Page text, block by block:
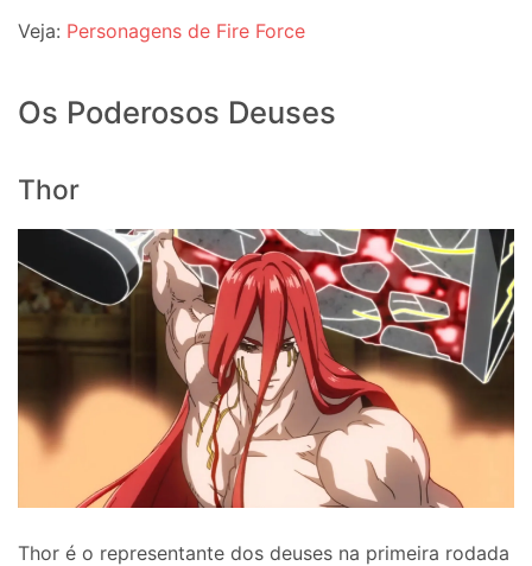
Veja: Personagens de Fire Force
Os Poderosos Deuses
Thor
Thor é o representante dos deuses na primeira rodada